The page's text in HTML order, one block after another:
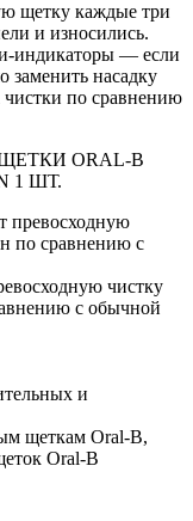
щетку каждые три
и износились.
индикаторы — если
заменить насадку
чистки по сравнению
ORAL-B
1 ШТ.
превосходную
по сравнению с
чистку
с обычной
и
щеткам Oral-B,
Oral-B